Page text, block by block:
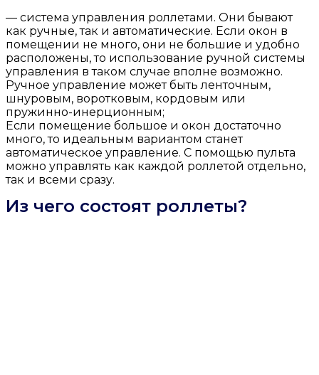
— система управления роллетами. Они бывают
как ручные, так и автоматические. Если окон в
помещении не много, они не большие и удобно
расположены, то использование ручной системы
управления в таком случае вполне возможно.
Ручное управление может быть ленточным,
шнуровым, воротковым, кордовым или
пружинно-инерционным;
Если помещение большое и окон достаточно
много, то идеальным вариантом станет
автоматическое управление. С помощью пульта
можно управлять как каждой роллетой отдельно,
так и всеми сразу.
Из чего состоят роллеты?